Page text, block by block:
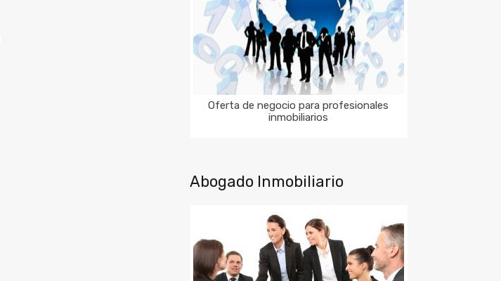
Oferta de negocio para profesionales
inmobiliarios
Abogado Inmobiliario